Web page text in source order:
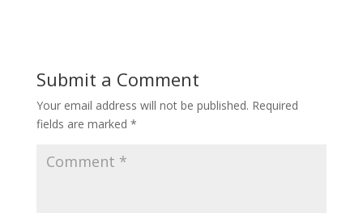
Submit a Comment
Your email address will not be published. Required
fields are marked *